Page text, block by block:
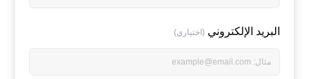
البريد الإلكتروني (اختياري)